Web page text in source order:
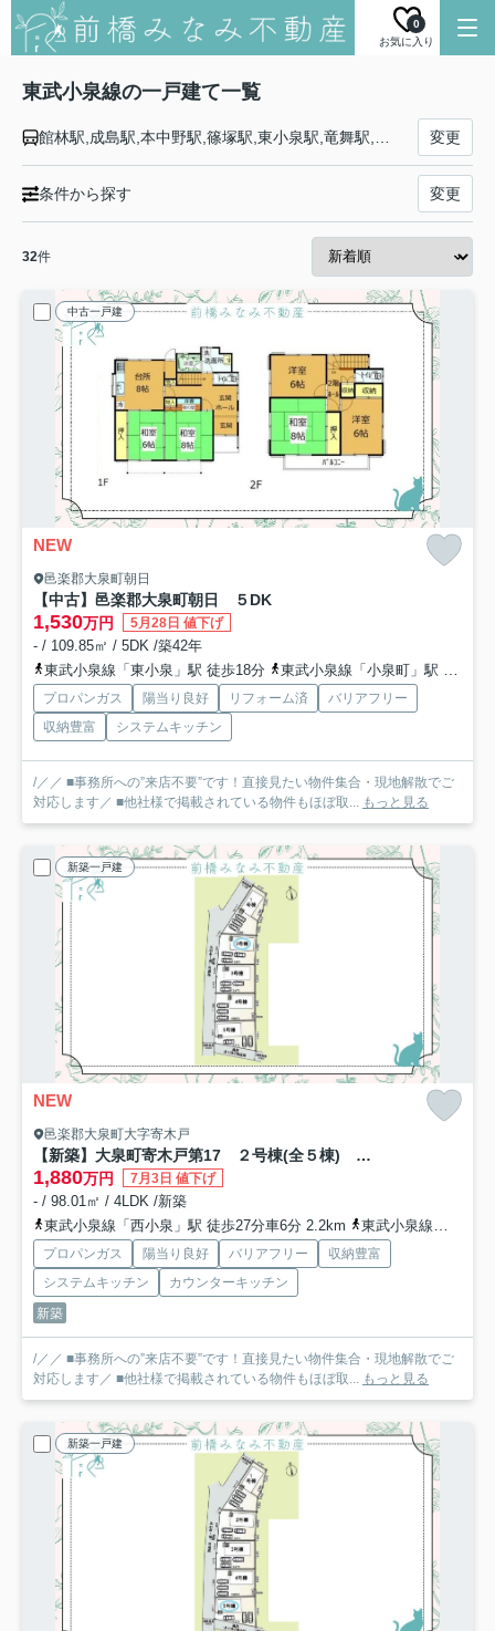
お気に入り
0
東武小泉線の一戸建て一覧
変更
条件から探す 変更
32件
中古一戸建
NEW
邑楽郡大泉町朝日
【中古】邑楽郡大泉町朝日 ５DK
1,530万円 5月28日 値下げ
- / 109.85㎡ / 5DK /築42年
東武小泉線「東小泉」駅 徒歩18分
東武小泉線「小泉町」駅 徒歩23分
プロパンガス 陽当り良好 リフォーム済
バリアフリー
収納豊富
システムキッチン
/／／ ■事務所への”来店不要”です！直接見たい物件集合・現地解散でご
対応します／ ■他社様で掲載されている物件もほぼ取... もっと見る
新築一戸建
NEW
邑楽郡大泉町大字寄木戸
【新築】大泉町寄木戸第17 ２号棟(全５棟) クレイドルガーデン 新築建売分譲
1,880万円 7月3日 値下げ
- / 98.01㎡ / 4LDK /新築
東武小泉線「西小泉」駅 徒歩27分車6分 2.2km
東武小泉線「小泉町」駅 徒歩43分
プロパンガス 陽当り良好 バリアフリー
収納豊富
システムキッチン
カウンターキッチン
新築
/／／ ■事務所への”来店不要”です！直接見たい物件集合・現地解散でご
対応します／ ■他社様で掲載されている物件もほぼ取... もっと見る
新築一戸建